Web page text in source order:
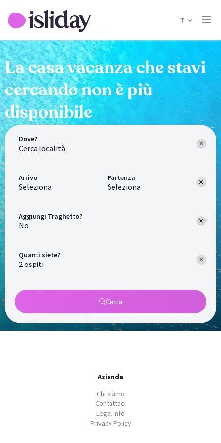
IT
La casa vacanza che stavi
cercando non è più
disponibile
Dove?
Arrivo
Seleziona
Partenza
Seleziona
Quanti siete?
Aggiungi Traghetto?
No
Cerca
Azienda
Chi siamo
Contattaci
Legal Info
Privacy Policy